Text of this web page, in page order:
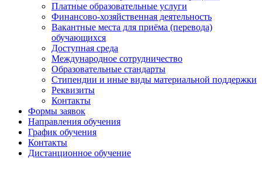
Платные образовательные услуги
Финансово-хозяйственная деятельность
Вакантные места для приёма (перевода)
обучающихся
Доступная среда
Международное сотрудничество
Образовательные стандарты
Стипендии и иные виды материальной поддержки
Реквизиты
Контакты
Формы заявок
Направления обучения
График обучения
Контакты
Дистанционное обучение